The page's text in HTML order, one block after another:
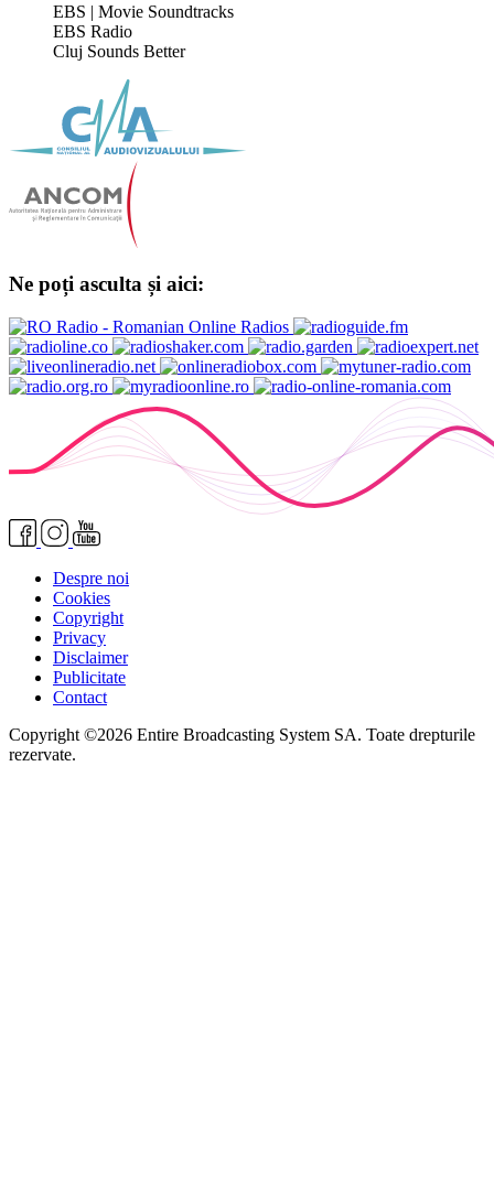
EBS | Movie Soundtracks
EBS Radio
Cluj Sounds Better
Ne poți asculta și aici:
Despre noi
Cookies
Copyright
Privacy
Disclaimer
Publicitate
Contact
Copyright ©2026 Entire Broadcasting System SA. Toate drepturile
rezervate.